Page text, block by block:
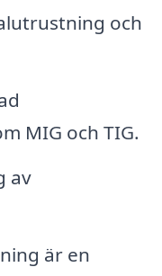
och
MIG och TIG.
av
är en